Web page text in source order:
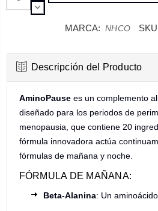
CANTIDAD:
DISMINUIR
MARCA: NHCO
Descripción del Producto
AminoPausees un complemento
diseñado para los periodos de
menopausia, que contiene 20
fórmula innovadora actúa
fórmulas de mañana y noche.
FÓRMULA DE MAÑANA:
Beta-Alanina: Un